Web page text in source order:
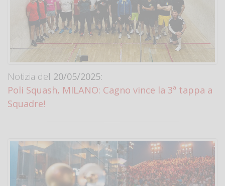
Notizia del 20/05/2025:
Poli Squash, MILANO: Cagno vince la 3ª tappa a
Squadre!